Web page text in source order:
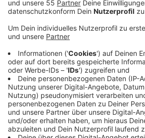
Schneppenbaum verlängert. Man
Absprache mit der Gemeinde die
Nachfragebündelung bis zum
beschlossen.
Veröffentlicht: Mittwoch, 30.07.2025
Anzeige
Voraussetzung für den Ausbau ist
erforderliche Vertragsquote von